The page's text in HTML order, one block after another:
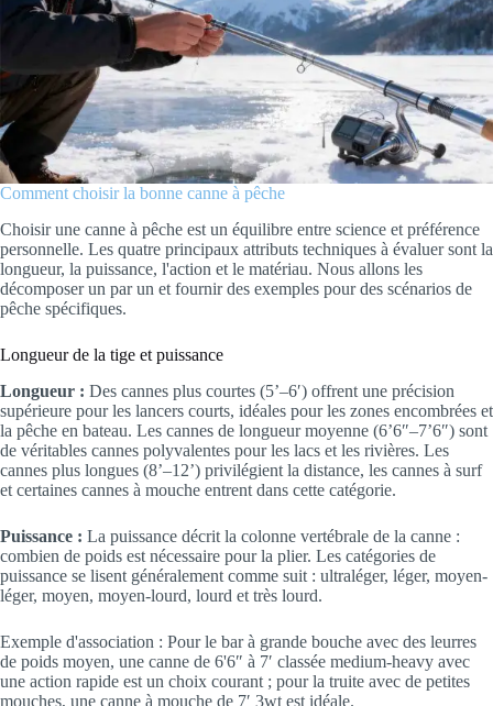
Comment choisir la bonne canne à pêche
Choisir une canne à pêche est un équilibre entre science et préférence
personnelle. Les quatre principaux attributs techniques à évaluer sont la
longueur, la puissance, l'action et le matériau. Nous allons les
décomposer un par un et fournir des exemples pour des scénarios de
pêche spécifiques.
Longueur de la tige et puissance
Longueur : Des cannes plus courtes (5’–6′) offrent une précision
supérieure pour les lancers courts, idéales pour les zones encombrées et
la pêche en bateau. Les cannes de longueur moyenne (6’6″–7’6″) sont
de véritables cannes polyvalentes pour les lacs et les rivières. Les
cannes plus longues (8’–12’) privilégient la distance, les cannes à surf
et certaines cannes à mouche entrent dans cette catégorie.
Puissance : La puissance décrit la colonne vertébrale de la canne :
combien de poids est nécessaire pour la plier. Les catégories de
puissance se lisent généralement comme suit : ultraléger, léger, moyen-
léger, moyen, moyen-lourd, lourd et très lourd.
Exemple d'association : Pour le bar à grande bouche avec des leurres
de poids moyen, une canne de 6'6″ à 7′ classée medium-heavy avec
une action rapide est un choix courant ; pour la truite avec de petites
mouches, une canne à mouche de 7′ 3wt est idéale.